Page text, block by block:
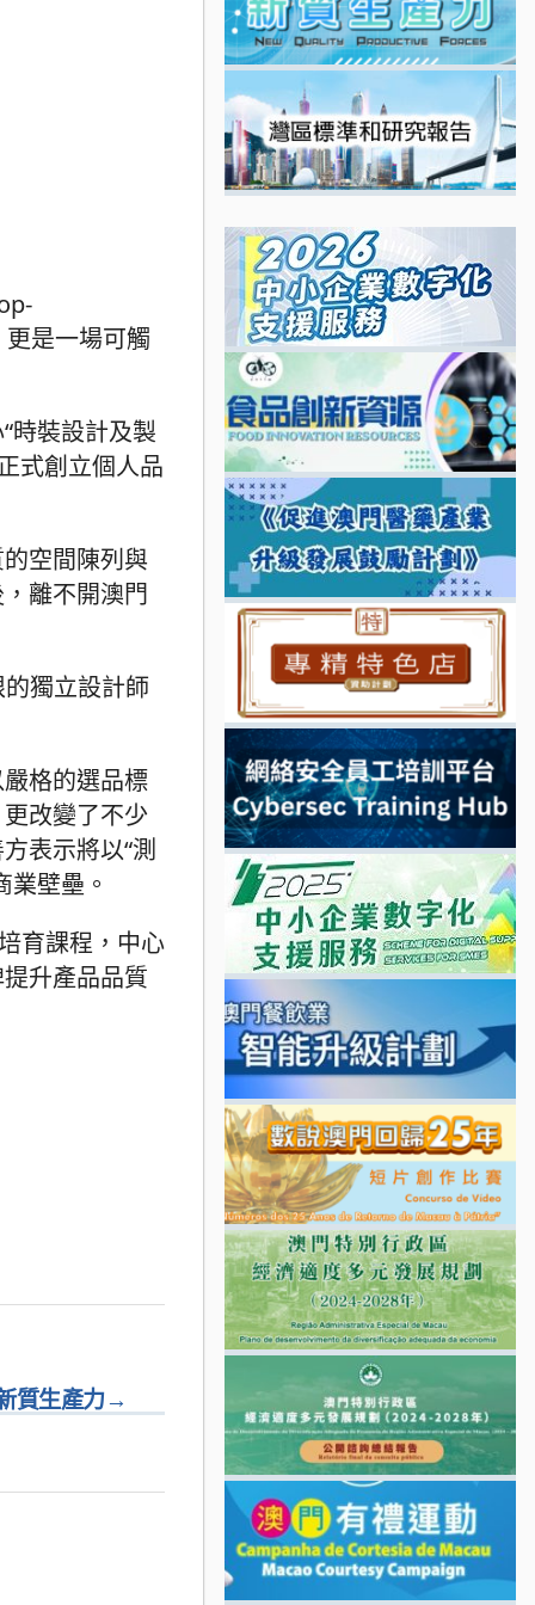
是一場可觸
時裝設計及製
式創立個人品
空間陳列與
離不開澳門
獨立設計師
格的選品標
改變了不少
表示將以“測
壁壘。
育課程，中心
升產品品質
→
質生產力